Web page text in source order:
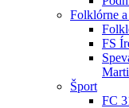
Folklórne
FS
Šport
FC